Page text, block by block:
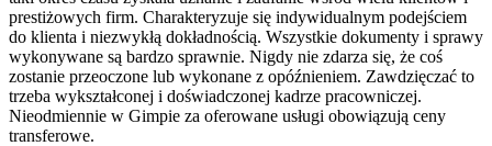
prestiżowych firm. Charakteryzuje się indywidualnym podejściem
do klienta i niezwykłą dokładnością. Wszystkie dokumenty i sprawy
wykonywane są bardzo sprawnie. Nigdy nie zdarza się, że coś
zostanie przeoczone lub wykonane z opóźnieniem. Zawdzięczać to
trzeba wykształconej i doświadczonej kadrze pracowniczej.
Nieodmiennie w Gimpie za oferowane usługi obowiązują ceny
transferowe.